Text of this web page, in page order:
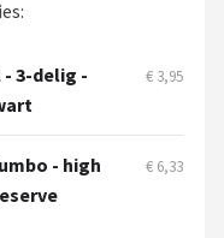
3-delig -
€ 3,95
- high
€ 6,33